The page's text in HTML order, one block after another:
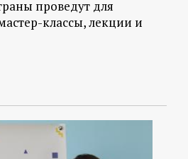
проведут для
классы, лекции и